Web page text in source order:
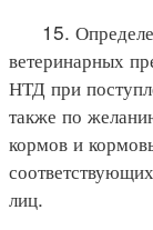
15.
ветеринарных
НТД при
также по
кормов и
лиц.